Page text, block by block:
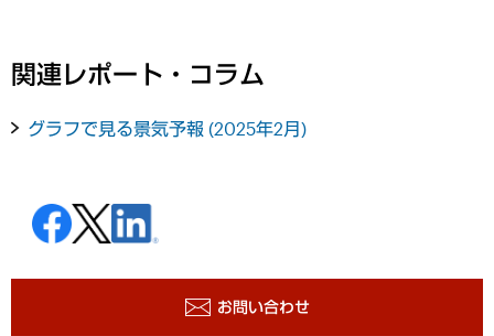
関連レポート・コラム
グラフで見る景気予報 (2025年2月)
お問い合わせ